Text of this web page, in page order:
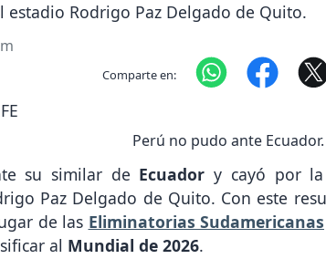
estadio Rodrigo Paz Delgado de Quito.
Comparte en:
Perú no pudo ante Ecuador.
su similar de Ecuadory cayó por
Paz Delgado de Quito. Con este
de las Eliminatorias Sudamericanas
al Mundial de 2026.